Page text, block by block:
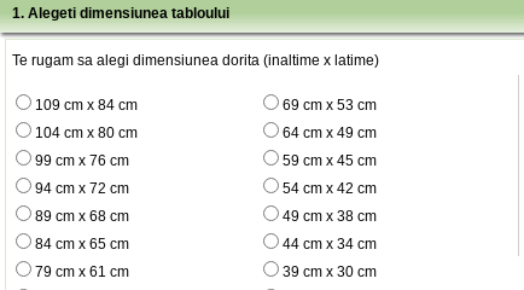
1. Alegeti dimensiunea tabloului
Te rugam sa alegi dimensiunea dorita (inaltime x latime)
109 cm x 84 cm
69 cm x 53 cm
104 cm x 80 cm
64 cm x 49 cm
99 cm x 76 cm
59 cm x 45 cm
94 cm x 72 cm
54 cm x 42 cm
89 cm x 68 cm
49 cm x 38 cm
84 cm x 65 cm
44 cm x 34 cm
79 cm x 61 cm
39 cm x 30 cm